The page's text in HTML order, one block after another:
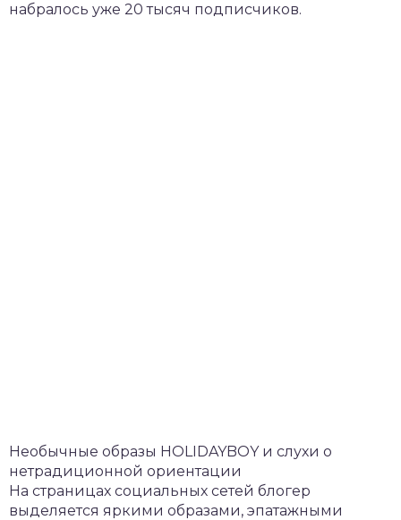
набралось уже 20 тысяч подписчиков.
Необычные образы HOLIDAYBOY и слухи о
нетрадиционной ориентации
На страницах социальных сетей блогер
выделяется яркими образами, эпатажными